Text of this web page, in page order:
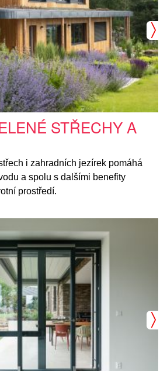
STŘECHY A
i zahradních jezírek pomáhá
a spolu s dalšími benefity
prostředí.